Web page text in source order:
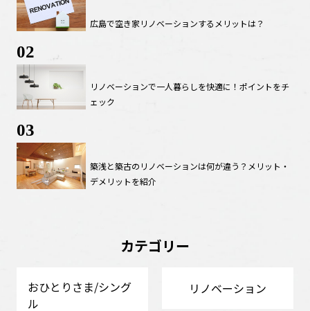
広島で空き家リノベーションするメリットは？
02
リノベーションで一人暮らしを快適に！ポイントをチ
ェック
03
築浅と築古のリノベーションは何が違う？メリット・
デメリットを紹介
カテゴリー
おひとりさま/シング
ル
リノベーション